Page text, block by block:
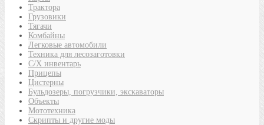
Трактора
Грузовики
Тягачи
Комбайны
Легковые автомобили
Техника для лесозаготовки
С/Х инвентарь
Прицепы
Цистерны
Бульдозеры, погрузчики, экскаваторы
Объекты
Мототехника
Скрипты и другие моды